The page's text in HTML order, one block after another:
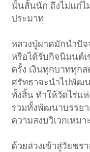
นั้นสั้นนัก ถึงไม่แก่ไ
ประมาท
หลวงปู่ผาดมักนำปั
หรือได้รับกิจนิมนต์
ครั้ง เงินทุกบาททุก
ศรัทธาจะนำไปพัฒ
ทั้งสิ้น ทำให้วัดไร่แห่
รวมทั้งพัฒนาบรรย
ความสงบวิเวกเหม
ด้วยล่วงเข้าสู่วัยชร